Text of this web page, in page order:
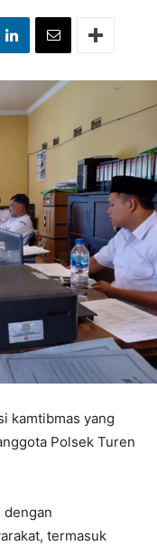
kamtibmas yang
Polsek Turen
dengan
termasuk